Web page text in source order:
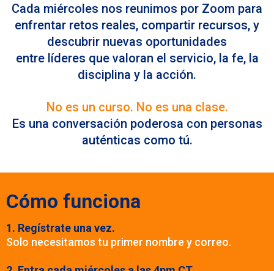
Cada miércoles nos reunimos por Zoom para
enfrentar retos reales, compartir recursos, y
descubrir nuevas oportunidades
entre líderes que valoran el servicio, la fe, la
disciplina y la acción.
No es un curso. No es una clase.
Es una conversación poderosa con personas
auténticas como tú.
Cómo funciona
1. Regístrate una vez.
Solo necesitamos tu primer nombre y correo.